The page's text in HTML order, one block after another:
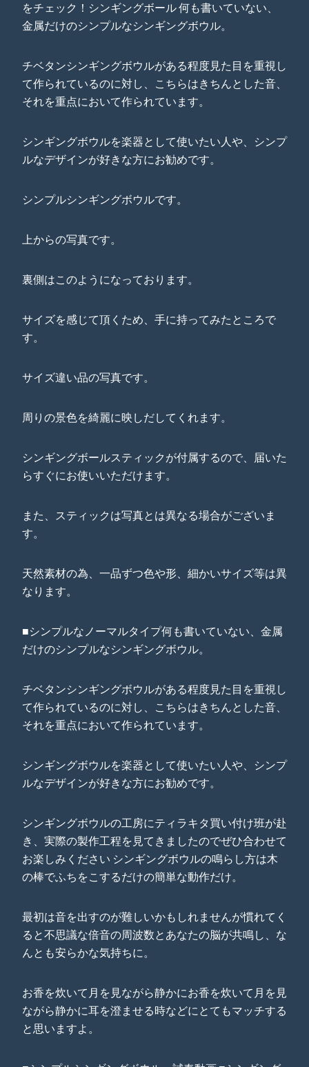
をチェック！シンギングボール 何も書いていない、
金属だけのシンプルなシンギングボウル。
チベタンシンギングボウルがある程度見た目を重視し
て作られているのに対し、こちらはきちんとした音、
それを重点において作られています。
シンギングボウルを楽器として使いたい人や、シンプ
ルなデザインが好きな方にお勧めです。
シンプルシンギングボウルです。
上からの写真です。
裏側はこのようになっております。
サイズを感じて頂くため、手に持ってみたところで
す。
サイズ違い品の写真です。
周りの景色を綺麗に映しだしてくれます。
シンギングボールスティックが付属するので、届いた
らすぐにお使いいただけます。
また、スティックは写真とは異なる場合がございま
す。
天然素材の為、一品ずつ色や形、細かいサイズ等は異
なります。
■シンプルなノーマルタイプ何も書いていない、金属
だけのシンプルなシンギングボウル。
チベタンシンギングボウルがある程度見た目を重視し
て作られているのに対し、こちらはきちんとした音、
それを重点において作られています。
シンギングボウルを楽器として使いたい人や、シンプ
ルなデザインが好きな方にお勧めです。
シンギングボウルの工房にティラキタ買い付け班が赴
き、実際の製作工程を見てきましたのでぜひ合わせて
お楽しみください シンギングボウルの鳴らし方は木
の棒でふちをこするだけの簡単な動作だけ。
最初は音を出すのが難しいかもしれませんが慣れてく
ると不思議な倍音の周波数とあなたの脳が共鳴し、な
んとも安らかな気持ちに。
お香を炊いて月を見ながら静かにお香を炊いて月を見
ながら静かに耳を澄ませる時などにとてもマッチする
と思いますよ。